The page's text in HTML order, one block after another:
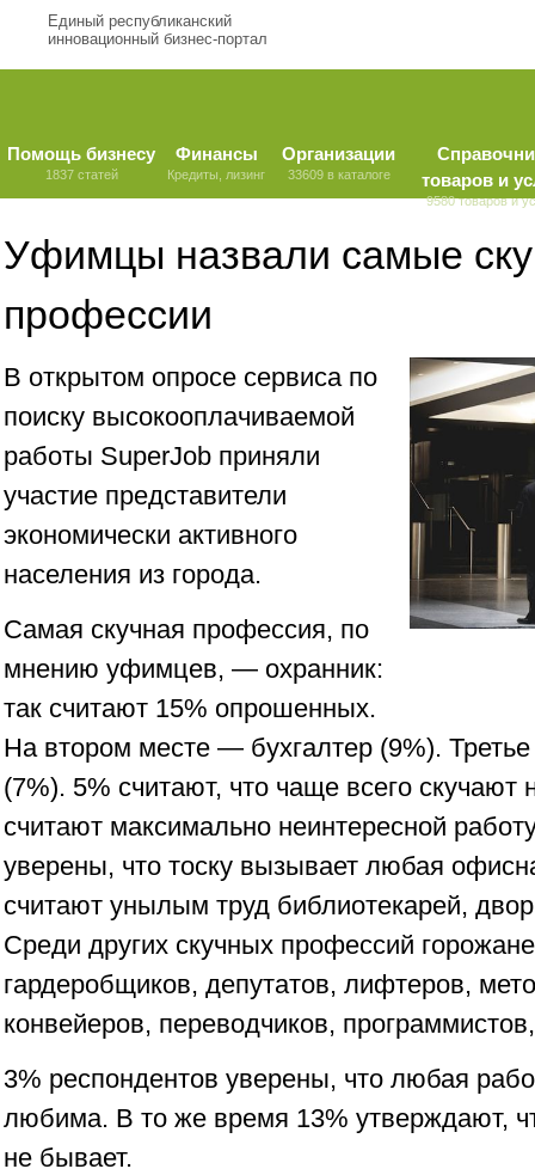
Единый республиканский
инновационный бизнес-портал
Помощь бизнесу
1837 статей
Финансы
Кредиты, лизинг
Организации
33609 в каталоге
товаров и
9580 товаров и
Уфимцы назвали самые
профессии
В открытом опросе сервиса по
поиску высокооплачиваемой
работы SuperJob приняли
участие представители
экономически активного
населения из города.
Самая скучная профессия, по
мнению уфимцев, — охранник:
так считают 15% опрошенных.
На втором месте — бухгалтер (9%).
(7%). 5% считают, что чаще всего
считают максимально неинтересной
уверены, что тоску вызывает любая
считают унылым труд библиотекарей,
Среди других скучных профессий
гардеробщиков, депутатов, лифтеров,
конвейеров, переводчиков,
3% респондентов уверены, что любая
любима. В то же время 13% утверждают,
не бывает.